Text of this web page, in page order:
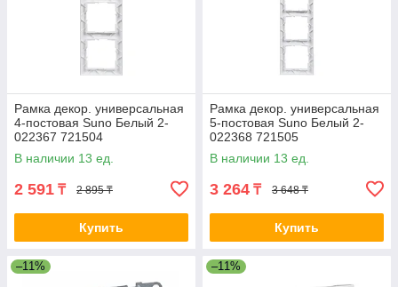
Рамка декор. универсальная
4-постовая Suno Белый 2-
022367 721504
В наличии 13 ед.
2 591 ₸ 2 895 ₸
Купить
Рамка декор. универсальная
5-постовая Suno Белый 2-
022368 721505
В наличии 13 ед.
3 264 ₸ 3 648 ₸
Купить
–11% –11%